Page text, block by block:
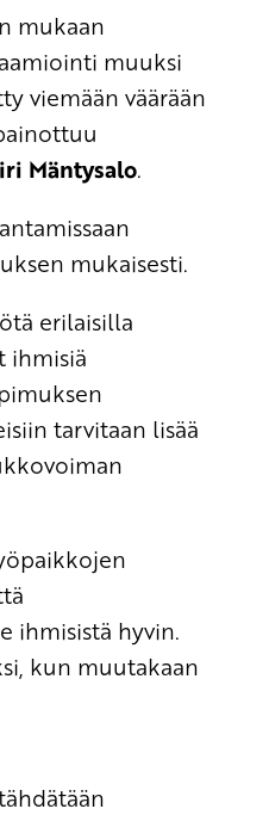
mukaan
muuksi
viemään väärään
Mäntysalo.
mukaisesti.
erilaisilla
ihmisiä
tarvitaan lisää
ihmisistä hyvin.
kun muutakaan